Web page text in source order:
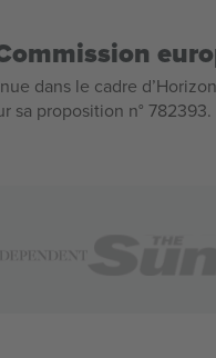
dans le cadre
sa proposition n° 782393.